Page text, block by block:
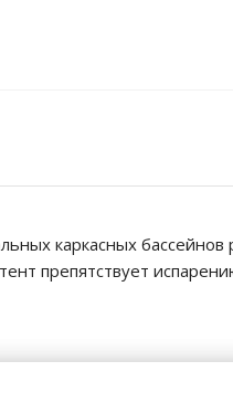
каркасных
препятствует